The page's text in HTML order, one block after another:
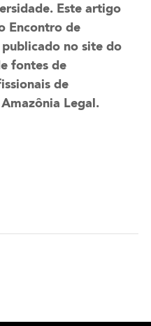
Este artigo
Encontro de
no site do
fontes de
de
Legal.